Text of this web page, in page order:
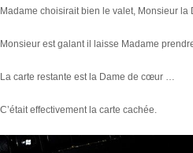
Madame choisirait bien le valet, Monsieur la
Monsieur est galant il laisse Madame
La carte restante est la Dame de cœur …
C’était effectivement la carte cachée.